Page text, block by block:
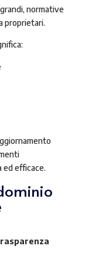
normative
proprietari.
ed efficace.